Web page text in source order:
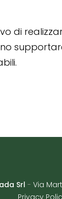
di
Srl - Via